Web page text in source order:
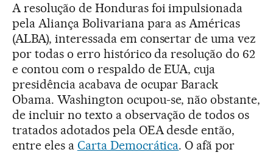
A resolução de Honduras foi impulsionada
pela Aliança Bolivariana para as Américas
(ALBA), interessada em consertar de uma vez
por todas o erro histórico da resolução do 62
e contou com o respaldo de EUA, cuja
presidência acabava de ocupar Barack
Obama. Washington ocupou-se, não obstante,
de incluir no texto a observação de todos os
tratados adotados pela OEA desde então,
entre eles a Carta Democrática. O afã por